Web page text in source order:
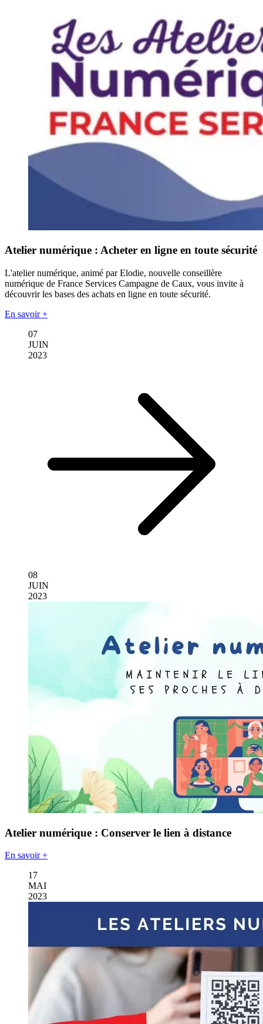
Atelier numérique : Acheter en ligne en toute sécurité
L'atelier numérique, animé par Elodie, nouvelle conseillère
numérique de France Services Campagne de Caux, vous invite à
découvrir les bases des achats en ligne en toute sécurité.
En savoir +
07
JUIN
2023
08
JUIN
2023
Atelier numérique : Conserver le lien à distance
En savoir +
17
MAI
2023